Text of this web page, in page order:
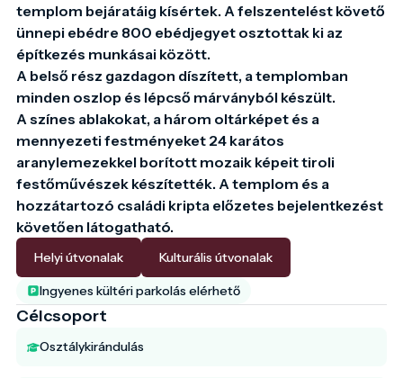
templom bejáratáig kísértek. A felszentelést követő
ünnepi ebédre 800 ebédjegyet osztottak ki az
építkezés munkásai között.
A belső rész gazdagon díszített, a templomban
minden oszlop és lépcső márványból készült.
A színes ablakokat, a három oltárképet és a
mennyezeti festményeket 24 karátos
aranylemezekkel borított mozaik képeit tiroli
festőművészek készítették. A templom és a
hozzátartozó családi kripta előzetes bejelentkezést
követően látogatható.
Helyi útvonalak Kulturális útvonalak
Ingyenes kültéri parkolás elérhető
Célcsoport
Osztálykirándulás